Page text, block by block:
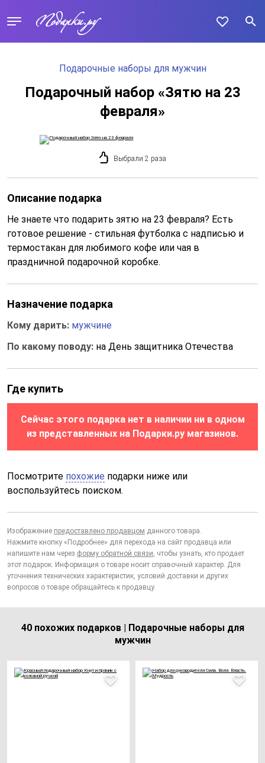
Подарочные наборы для мужчин
Подарочный набор «Зятю на 23
февраля»
Выбрали 2 раза
Описание подарка
Не знаете что подарить зятю на 23 февраля? Есть
готовое решение - стильная футболка с надписью и
термостакан для любимого кофе или чая в
праздничной подарочной коробке.
Назначение подарка
Кому дарить: мужчине
По какому поводу: на День защитника Отечества
Где купить
Сейчас этого подарка нет в наличии ни в одном
из представленных на Подарки.ру магазинов.
Посмотрите похожие подарки ниже или
воспользуйтесь поиском.
Изображение предоставлено продавцом данного товара.
Нажмите кнопку «Подробнее» для перехода на сайт продавца или
напишите нам через форму обратной связи, чтобы узнать, кто продает
этот подарок. Информация о товаре носит справочный характер. Для
уточнения технических характеристик, условий доставки и других
вопросов о товаре обращайтесь к продавцу.
40 похожих подарков | Подарочные наборы для
мужчин